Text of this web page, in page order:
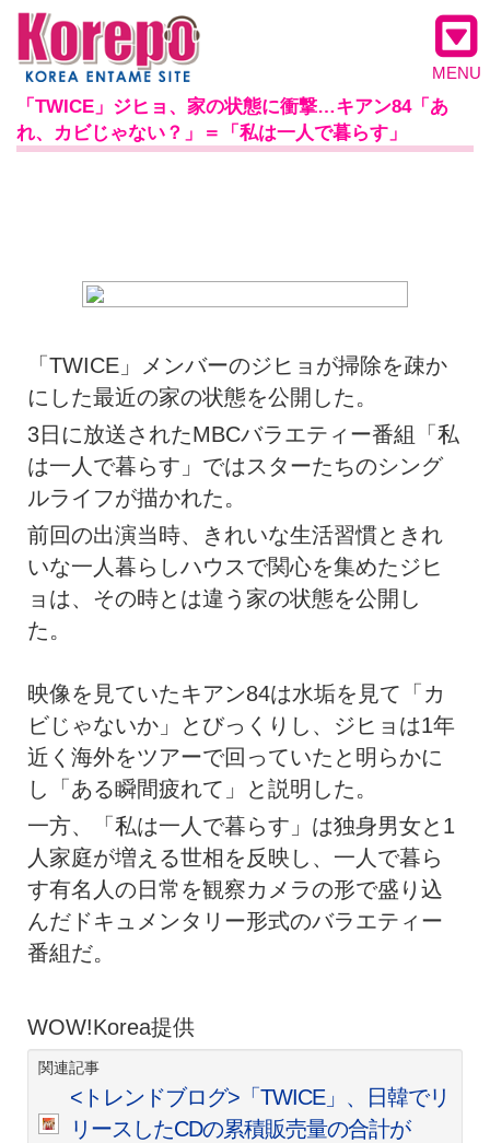
MENU
「TWICE」ジヒョ、家の状態に衝撃…キアン84「あ
れ、カビじゃない？」＝「私は一人で暮らす」
「TWICE」メンバーのジヒョが掃除を疎か
にした最近の家の状態を公開した。
3日に放送されたMBCバラエティー番組「私
は一人で暮らす」ではスターたちのシング
ルライフが描かれた。
前回の出演当時、きれいな生活習慣ときれ
いな一人暮らしハウスで関心を集めたジヒ
ョは、その時とは違う家の状態を公開し
た。
映像を見ていたキアン84は水垢を見て「カ
ビじゃないか」とびっくりし、ジヒョは1年
近く海外をツアーで回っていたと明らかに
し「ある瞬間疲れて」と説明した。
一方、「私は一人で暮らす」は独身男女と1
人家庭が増える世相を反映し、一人で暮ら
す有名人の日常を観察カメラの形で盛り込
んだドキュメンタリー形式のバラエティー
番組だ。
WOW!Korea提供
関連記事
<トレンドブログ>「TWICE」、日韓でリ
リースしたCDの累積販売量の合計が